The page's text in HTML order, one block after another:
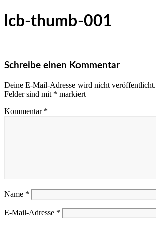
lcb-thumb-001
Schreibe einen Kommentar
Deine E-Mail-Adresse wird nicht veröffentlicht.
Felder sind mit * markiert
Kommentar *
Name *
E-Mail-Adresse *